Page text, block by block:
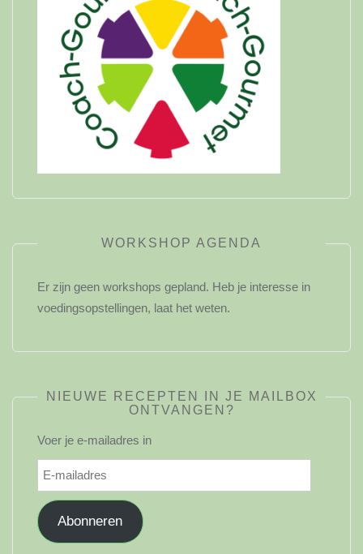
WORKSHOP AGENDA
Er zijn geen workshops gepland. Heb je interesse in
voedingsopstellingen, laat het weten.
NIEUWE RECEPTEN IN JE MAILBOX
ONTVANGEN?
Voer je e-mailadres in
E-
mailadres
Abonneren